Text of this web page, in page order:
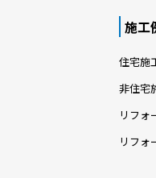
施工
住宅施
非住宅
リフォ
リフォ